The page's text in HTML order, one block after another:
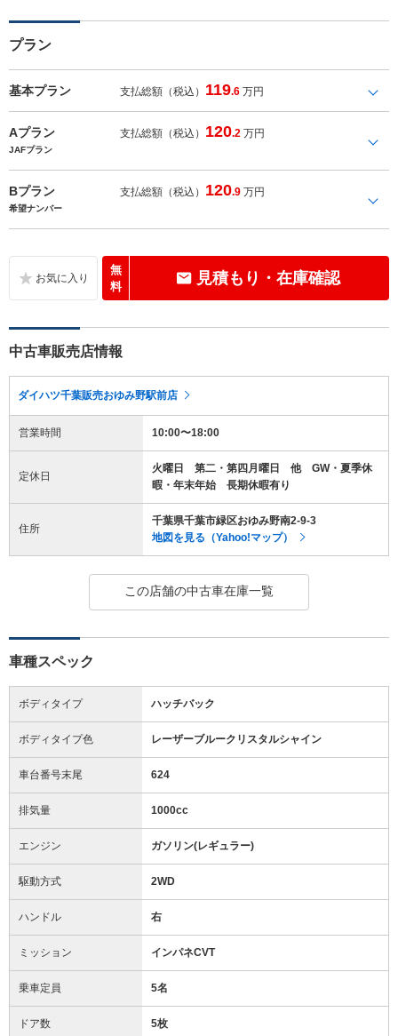
プラン
基本プラン 支払総額（税込） 119.6 万円
Aプラン 支払総額（税込） 120.2 万円
JAFプラン
Bプラン 支払総額（税込） 120.9 万円
希望ナンバー
無
料
見積もり・在庫確認
中古車販売店情報
ダイハツ千葉販売おゆみ野駅前店
営業時間 10:00〜18:00
定休日
火曜日 第二・第四月曜日 他 GW・夏季休
暇・年末年始 長期休暇有り
住所
千葉県千葉市緑区おゆみ野南2-9-3
地図を見る（Yahoo!マップ）
この店舗の中古車在庫一覧
車種スペック
ボディタイプ ハッチバック
ボディタイプ色 レーザーブルークリスタルシャイン
車台番号末尾 624
排気量 1000cc
エンジン ガソリン(レギュラー)
駆動方式 2WD
ハンドル 右
ミッション インパネCVT
乗車定員 5名
ドア数 5枚